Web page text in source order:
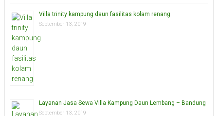
Villa trinity kampung daun fasilitas kolam renang
September 13, 2019
Layanan Jasa Sewa Villa Kampung Daun Lembang – Bandung
September 13, 2019